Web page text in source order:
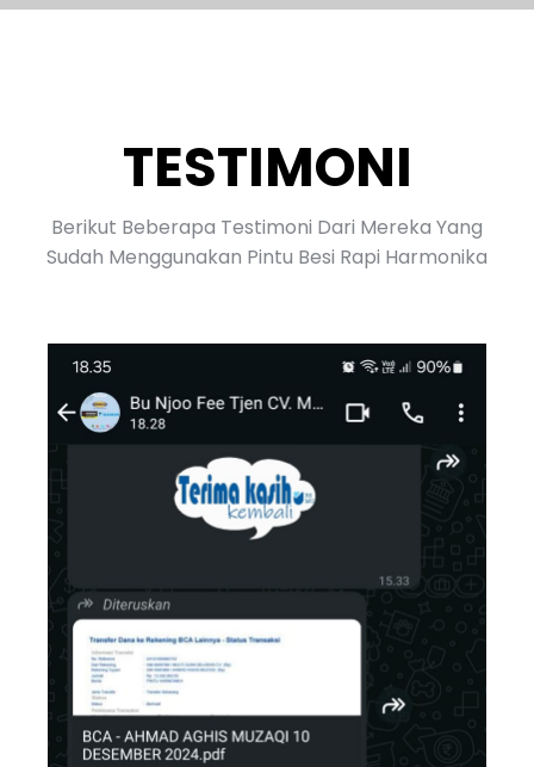
TESTIMONI
Berikut Beberapa Testimoni Dari Mereka Yang
Sudah Menggunakan Pintu Besi Rapi Harmonika